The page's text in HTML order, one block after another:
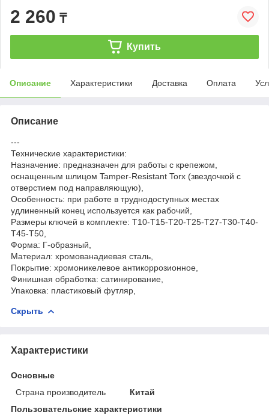
2 260 ₸
Купить
Описание Характеристики Доставка Оплата
Описание
---
Технические характеристики:
Назначение: предназначен для работы с крепежом,
оснащенным шлицом Tamper-Resistant Torx (звездочкой с
отверстием под направляющую),
Особенность: при работе в труднодоступных местах
удлиненный конец используется как рабочий,
Размеры ключей в комплекте: T10-T15-T20-T25-T27-T30-T40-
T45-T50,
Форма: Г-образный,
Материал: хромованадиевая сталь,
Покрытие: хромоникелевое антикоррозионное,
Финишная обработка: сатинирование,
Упаковка: пластиковый футляр,
Скрыть
Характеристики
Основные
Страна производитель
Китай
Пользовательские характеристики